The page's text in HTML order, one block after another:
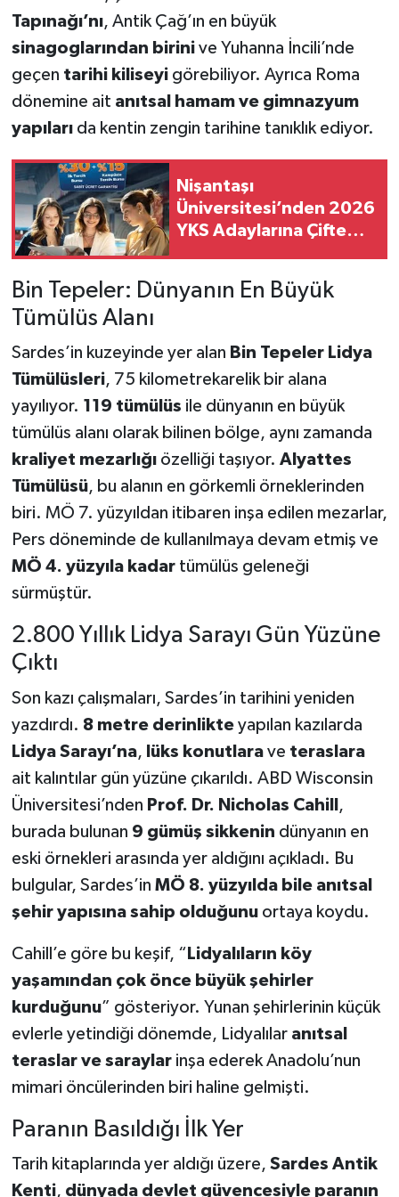
Tapınağı’nı, Antik Çağ’ın en büyük
sinagoglarından birinive Yuhanna İncili’nde
geçen tarihi kiliseyigörebiliyor. Ayrıca Roma
dönemine ait anıtsal hamam ve gimnazyum
yapılarıda kentin zengin tarihine tanıklık ediyor.
Nişantaşı
Üniversitesi’nden 2026
YKS Adaylarına Çifte
Bin Tepeler: Dünyanın En Büyük
Tümülüs Alanı
Sardes’in kuzeyinde yer alan Bin Tepeler Lidya
Tümülüsleri, 75 kilometrekarelik bir alana
yayılıyor. 119 tümülüs ile dünyanın en büyük
tümülüs alanı olarak bilinen bölge, aynı zamanda
kraliyet mezarlığıözelliği taşıyor. Alyattes
Tümülüsü, bu alanın en görkemli örneklerinden
biri. MÖ 7. yüzyıldan itibaren inşa edilen mezarlar,
Pers döneminde de kullanılmaya devam etmiş ve
MÖ 4. yüzyıla kadartümülüs geleneği
sürmüştür.
2.800 Yıllık Lidya Sarayı Gün Yüzüne
Çıktı
Son kazı çalışmaları, Sardes’in tarihini yeniden
yazdırdı. 8 metre derinlikteyapılan kazılarda
Lidya Sarayı’na, lüks konutlarave teraslara
ait kalıntılar gün yüzüne çıkarıldı. ABD Wisconsin
Üniversitesi’nden Prof. Dr. Nicholas Cahill ,
burada bulunan 9 gümüş sikkenin dünyanın en
eski örnekleri arasında yer aldığını açıkladı. Bu
bulgular, Sardes’in MÖ 8. yüzyılda bile anıtsal
şehir yapısına sahip olduğunuortaya koydu.
Cahill’e göre bu keşif, “ Lidyalıların köy
yaşamından çok önce büyük şehirler
kurduğunu” gösteriyor. Yunan şehirlerinin küçük
evlerle yetindiği dönemde, Lidyalılar anıtsal
teraslar ve saraylarinşa ederek Anadolu’nun
mimari öncülerinden biri haline gelmişti.
Paranın Basıldığı İlk Yer
Tarih kitaplarında yer aldığı üzere, Sardes Antik
Kenti, dünyada devlet güvencesiyle paranın